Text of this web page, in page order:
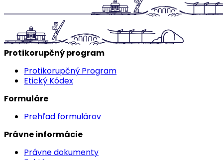
Protikorupčný program
Protikorupčný Program
Etický Kódex
Formuláre
Prehľad formulárov
Právne informácie
Právne dokumenty